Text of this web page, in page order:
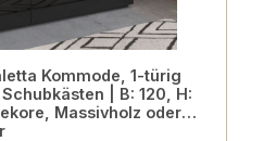
Kommode, 1-türig
| B: 120, H:
Massivholz oder